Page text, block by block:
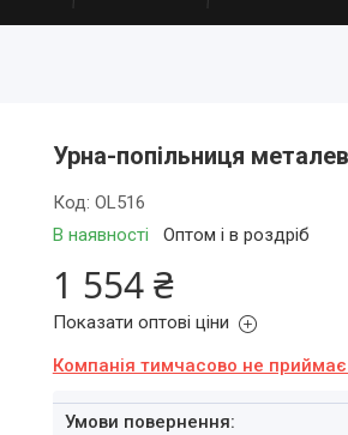
Урна-попільниця
В наявності Оптом і в роздріб
Код: OL516
1 554 ₴
Показати оптові ціни
Компанія тимчасово не